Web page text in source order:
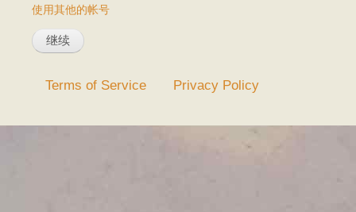
使用其他的帐号
Terms of Service Privacy Policy